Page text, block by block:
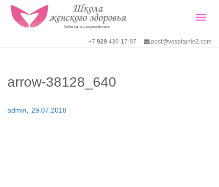
+7 929 439-17-97 post@vospitanie2.com
arrow-38128_640
admin, 29.07.2018